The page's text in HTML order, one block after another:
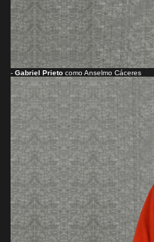
- Gabriel Prieto como Anselmo Cáceres